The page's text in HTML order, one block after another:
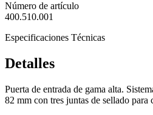
Número de artículo
400.510.001
Especificaciones Técnicas
Detalles
Puerta de entrada de gama alta.
82 mm con tres juntas de sellado para